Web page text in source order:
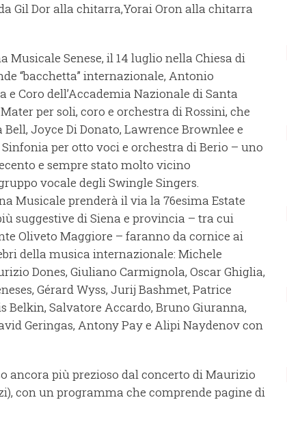
Gil Dor alla chitarra,Yorai Oron alla chitarra
Musicale Senese, il 14 luglio nella Chiesa di
“bacchetta” internazionale, Antonio
e Coro dell’Accademia Nazionale di Santa
per soli, coro e orchestra di Rossini, che
Joyce Di Donato, Lawrence Brownlee e
per otto voci e orchestra di Berio – uno
e sempre stato molto vicino
vocale degli Swingle Singers.
Musicale prenderà il via la 76esima Estate
suggestive di Siena e provincia – tra cui
Oliveto Maggiore – faranno da cornice ai
della musica internazionale: Michele
Dones, Giuliano Carmignola, Oscar Ghiglia,
Gérard Wyss, Jurij Bashmet, Patrice
Belkin, Salvatore Accardo, Bruno Giuranna,
Geringas, Antony Pay e Alipi Naydenov con
ancora più prezioso dal concerto di Maurizio
con un programma che comprende pagine di